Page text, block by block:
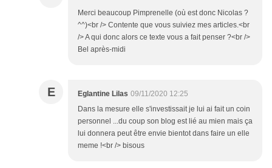
Merci beaucoup Pimprenelle (où est donc Nicolas ?
^^)<br /> Contente que vous suiviez mes articles.<br
/> A qui donc alors ce texte vous a fait penser ?<br />
Bel après-midi
E Eglantine Lilas 09/11/2020 12:25
Dans la mesure elle s'investissait je lui ai fait un coin
personnel ...du coup son blog est lié au mien mais ça
lui donnera peut être envie bientot dans faire un elle
meme !<br /> bisous